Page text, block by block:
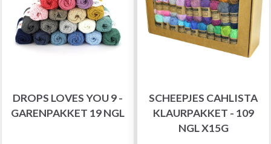
DROPS LOVES YOU 9 -
GARENPAKKET 19 NGL
SCHEEPJES CAHLISTA
KLAURPAKKET - 109
NGL X15G